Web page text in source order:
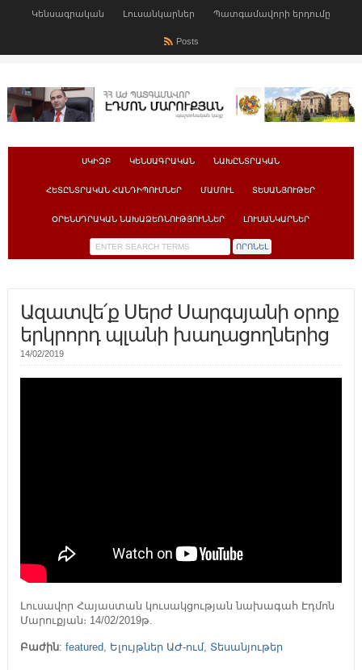
Կենսագրական Լուսանկարներ Պատգամավորի երդումը
Posts
ՍԿԻԶԲ ԿԵՆՍԱԳՐԱԿԱՆ ՆԱԽԸՆՏՐԱԿԱՆ
ՀԵՏԸՆՏՐԱԿԱՆ ՀԱՆԴԻՊՈՒՄՆԵՐ ՄԱՄՈՒԼ ՏԵՍԱՆՅՈՒԹԵՐ
ՕՐԵՆՍԴՐԱԿԱՆ ՆԱԽԱՁԵՌՆՈՒԹՅՈՒՆՆԵՐ ԼՈՒՍԱՆԿԱՐՆԵՐ
Ազատվե՛ք Սերժ Սարգսյանի օրոք
երկրորդ պլանի խաղացողներից
14/02/2019
Լուսավոր Հայաստան կուսակցության նախագահ Էդմոն
Մարուքյան։ 14/02/2019թ.
Բաժին: featured, Ելույթներ ԱԺ-ում, Տեսանյութեր